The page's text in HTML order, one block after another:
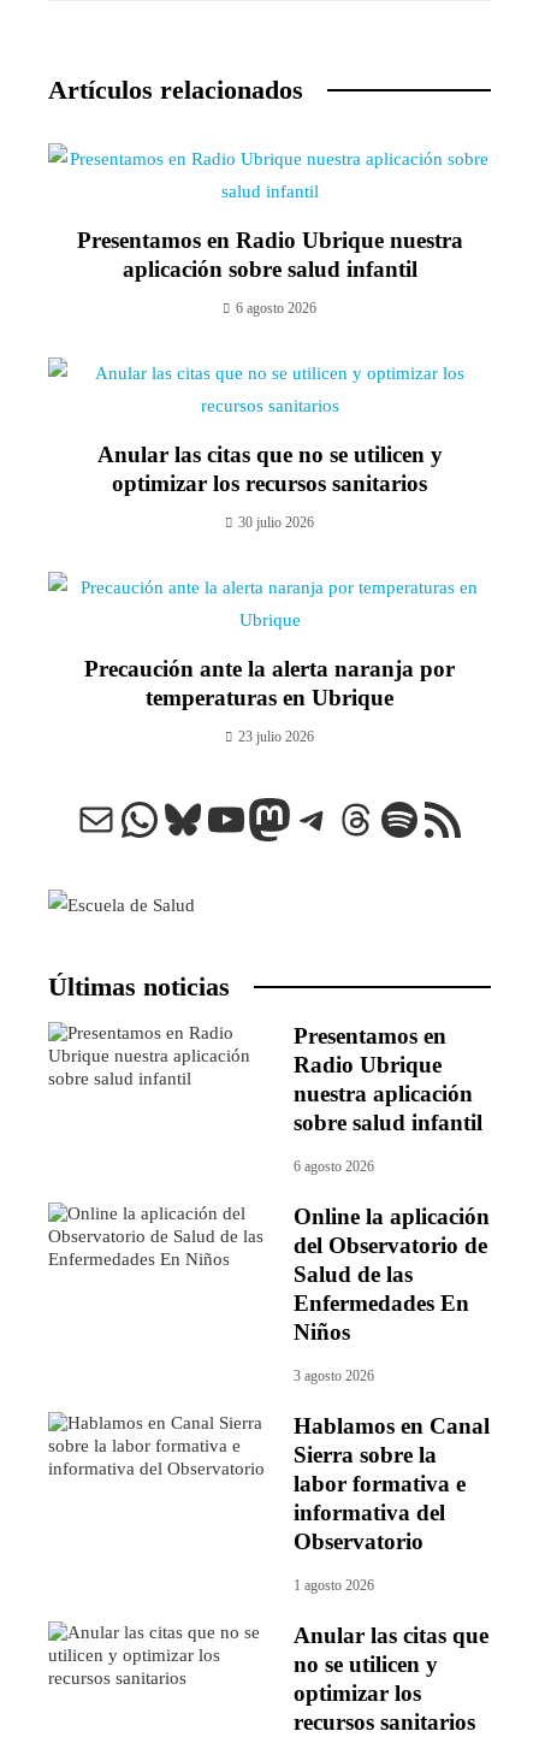
Artículos relacionados
Presentamos en Radio Ubrique nuestra
aplicación sobre salud infantil
6 agosto 2026
Anular las citas que no se utilicen y
optimizar los recursos sanitarios
30 julio 2026
Precaución ante la alerta naranja por
temperaturas en Ubrique
23 julio 2026
Correo electrónico
WhatsApp
Bluesky
YouTube
Mastodon
Telegram
Threads
Spotify
Feed RSS
Últimas noticias
Presentamos en
Radio Ubrique
nuestra aplicación
sobre salud infantil
6 agosto 2026
Online la aplicación
del Observatorio de
Salud de las
Enfermedades En
Niños
3 agosto 2026
Hablamos en Canal
Sierra sobre la
labor formativa e
informativa del
Observatorio
1 agosto 2026
Anular las citas que
no se utilicen y
optimizar los
recursos sanitarios